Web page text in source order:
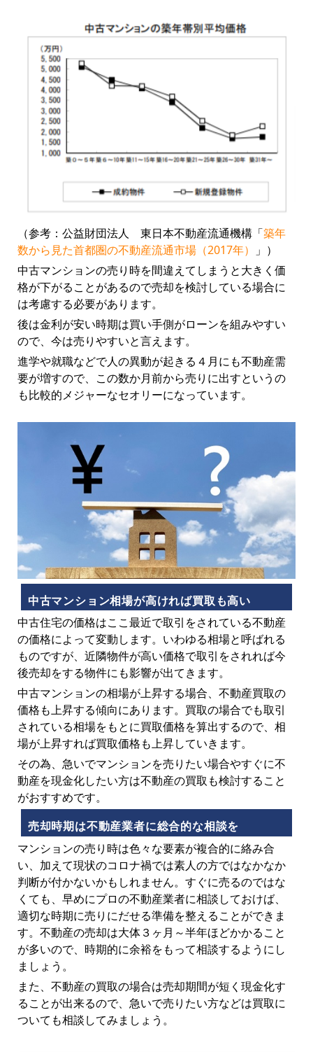
（参考：公益財団法人 東日本不動産流通機構「築年
数から見た首都圏の不動産流通市場（2017年）
」）
中古マンションの売り時を間違えてしまうと大きく価
格が下がることがあるので売却を検討している場合に
は考慮する必要があります。
後は金利が安い時期は買い手側がローンを組みやすい
ので、今は売りやすいと言えます。
進学や就職などで人の異動が起きる４月にも不動産需
要が増すので、この数か月前から売りに出すというの
も比較的メジャーなセオリーになっています。
中古マンション相場が高ければ買取も高い
中古住宅の価格はここ最近で取引をされている不動産
の価格によって変動します。いわゆる相場と呼ばれる
ものですが、近隣物件が高い価格で取引をされれば今
後売却をする物件にも影響が出てきます。
中古マンションの相場が上昇する場合、不動産買取の
価格も上昇する傾向にあります。買取の場合でも取引
されている相場をもとに買取価格を算出するので、相
場が上昇すれば買取価格も上昇していきます。
その為、急いでマンションを売りたい場合やすぐに不
動産を現金化したい方は不動産の買取も検討すること
がおすすめです。
売却時期は不動産業者に総合的な相談を
マンションの売り時は色々な要素が複合的に絡み合
い、加えて現状のコロナ禍では素人の方ではなかなか
判断が付かないかもしれません。すぐに売るのではな
くても、早めにプロの不動産業者に相談しておけば、
適切な時期に売りにだせる準備を整えることができま
す。不動産の売却は大体３ヶ月～半年ほどかかること
が多いので、時期的に余裕をもって相談するようにし
ましょう。
また、不動産の買取の場合は売却期間が短く現金化す
ることが出来るので、急いで売りたい方などは買取に
ついても相談してみましょう。